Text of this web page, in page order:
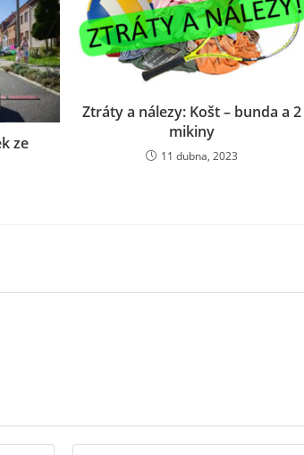
ze
Ztráty a nálezy: Košt – bunda a 2
mikiny
11 dubna, 2023